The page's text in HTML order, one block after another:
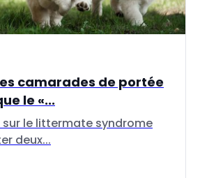
camarades de portée
le «...
le littermate syndrome
deux...